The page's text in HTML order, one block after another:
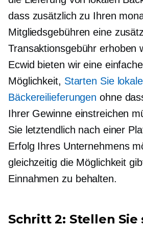
dass zusätzlich zu Ihren
Mitgliedsgebühren eine
Transaktionsgebühr erhoben
Ecwid bieten wir eine einfache
Möglichkeit, Starten Sie lokale
Bäckereilieferungen ohne
Ihrer Gewinne einstreichen
Sie letztendlich nach einer
Erfolg Ihres Unternehmens
gleichzeitig die Möglichkeit
Einnahmen zu behalten.
Schritt 2: Stellen Sie